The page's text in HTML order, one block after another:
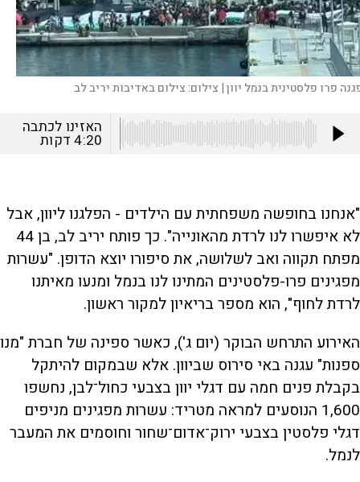
פרו פלסטינית בנמל יוון | צילום:צילום באדיבות יריב לב
האזינו לכתבה
4:20דקות
"אנחנו בחופשה משפחתית עם הילדים - הפלגנו ליוון, אבל
לא איפשרו לנו לרדת מהאונייה". כך פותח יריב לב, בן 44
מפתח תקווה ואב לשלושה, את סיפורו יוצא הדופן. "עשרות
מפגינים פרו-פלסטינים המתינו לנו בנמל ומנעו מאיתנו
לרדת לחוף", הוא מספר בריאיון למקור ראשון.
האירוע התרחש הבוקר (יום ג'), כאשר ספינה של חברת "מנו
ספנות" עגנה באי סירוס שביוון. אלא שבמקום להיתקל
בקבלת פנים חמה עם דגלי יוון בצבעי כחול־לבן, נחשפו
1,600 הנוסעים למראה מטריד: עשרות מפגינים מניפים
דגלי פלסטין בצבעי ירוק־אדום־שחור וחוסמים את המעבר
לנמל.